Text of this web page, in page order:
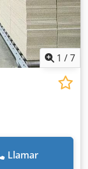
1 /7
Llamar